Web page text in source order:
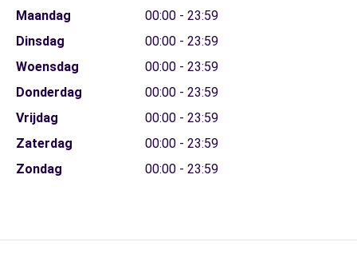
Maandag
00:00 - 23:59
Dinsdag
00:00 - 23:59
Woensdag
00:00 - 23:59
Donderdag
00:00 - 23:59
Vrijdag
00:00 - 23:59
Zaterdag
00:00 - 23:59
Zondag
00:00 - 23:59